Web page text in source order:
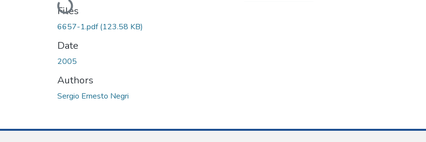
Loading...
Files
6657-1.pdf(123.58 KB)
Date
2005
Authors
Sergio Ernesto Negri